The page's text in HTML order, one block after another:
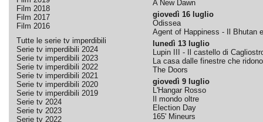
Film 2018
Film 2017
Film 2016
Tutte le serie tv imperdibili
Serie tv imperdibili 2024
Serie tv imperdibili 2023
Serie tv imperdibili 2022
Serie tv imperdibili 2021
Serie tv imperdibili 2020
Serie tv imperdibili 2019
Serie tv 2024
Serie tv 2023
Serie tv 2022
A New Dawn
giovedì 16 luglio
Odissea
Agent of Happiness - Il Bhutan
lunedì 13 luglio
Lupin III - Il castello di
La casa dalle finestre che ridono
The Doors
giovedì 9 luglio
L'Hangar Rosso
Il mondo oltre
Election Day
165' Mineurs